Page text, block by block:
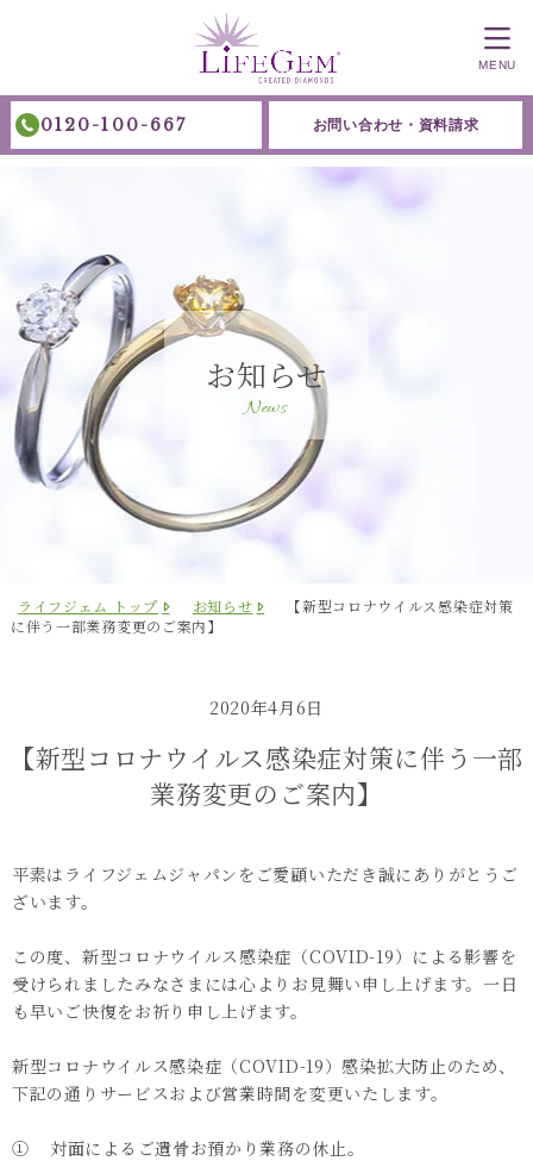
0120-100-667 お問い合わせ・資料請求
MENU
お知らせ
News
ライフジェム トップ お知らせ
【新型コロナウイルス感染症対策
に伴う一部業務変更のご案内】
2020年4月6日
【新型コロナウイルス感染症対策に伴う一部
業務変更のご案内】
平素はライフジェムジャパンをご愛顧いただき誠にありがとうご
ざいます。
この度、新型コロナウイルス感染症（COVID-19）による影響を
受けられましたみなさまには心よりお見舞い申し上げます。一日
も早いご快復をお祈り申し上げます。
新型コロナウイルス感染症（COVID-19）感染拡大防止のため、
下記の通りサービスおよび営業時間を変更いたします。
①	対面によるご遺骨お預かり業務の休止。